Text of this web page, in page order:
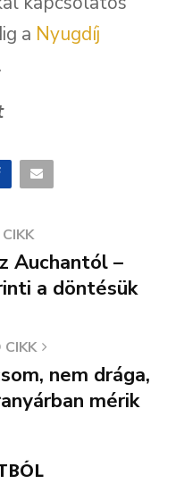
a Nyugdíj
Auchantól –
a döntésük
CIKK
nem drága,
mérik